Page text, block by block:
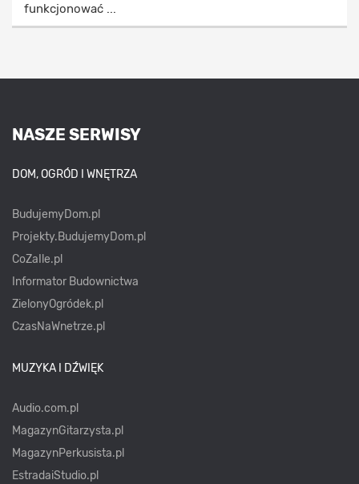
funkcjonować ...
NASZE SERWISY
DOM, OGRÓD I WNĘTRZA
BudujemyDom.pl
Projekty.BudujemyDom.pl
CoZaIle.pl
Informator Budownictwa
ZielonyOgródek.pl
CzasNaWnetrze.pl
MUZYKA I DŹWIĘK
Audio.com.pl
MagazynGitarzysta.pl
MagazynPerkusista.pl
EstradaiStudio.pl